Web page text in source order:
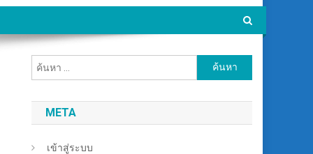
ค้นหา
สำหรับ:
META
เข้าสู่ระบบ